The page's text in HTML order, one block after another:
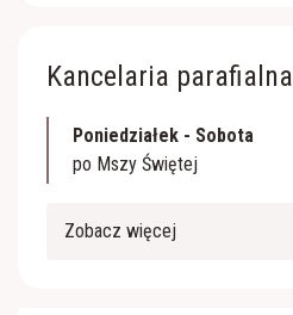
Kancelaria parafialna
Poniedziałek - Sobota
po Mszy Świętej
Zobacz więcej